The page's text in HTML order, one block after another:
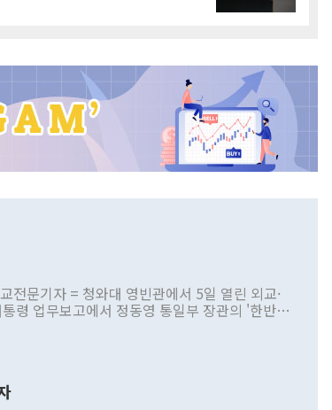
전문기자 = 청와대 영빈관에서 5일 열린 외교·
령 업무보고에서 정동영 통일부 장관의 '한반도
거치지 않은 사안을 정책으로 추진하겠다고 공
실적 구상'이라는 비판을 내놨다. 그동안 정 장